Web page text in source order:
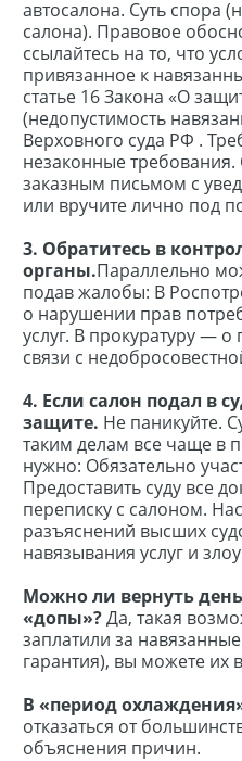
автосалона. Суть спора
салона). Правовое
ссылайтесь на то, что
привязанное к
статье 16 Закона «О
(недопустимость
Верховного суда РФ .
незаконные
заказным письмом с
или вручите лично под
3. Обратитесь в
органы.Параллельно
подав жалобы: В
о нарушении прав
услуг. В прокуратуру —
связи с
4. Если салон подал в
защите. Не паникуйте.
таким делам все чаще в
нужно: Обязательно
Предоставить суду все
переписку с салоном.
разъяснений высших
навязывания услуг и
Можно ли вернуть
«допы»?Да, такая
заплатили за навязанные
гарантия), вы можете их
В «период
отказаться от
объяснения причин.